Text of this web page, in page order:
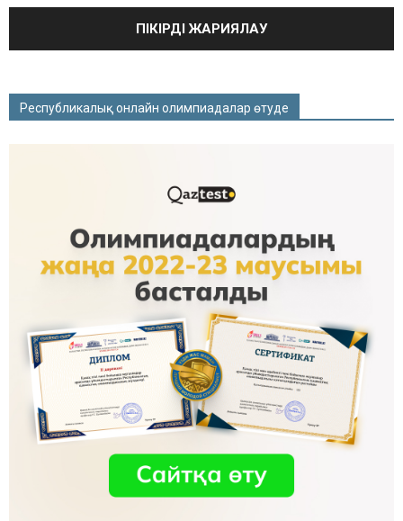
Республикалық онлайн олимпиадалар өтуде